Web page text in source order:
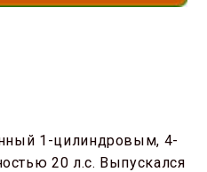
1-цилиндровым, 4-
20 л.с. Выпускался